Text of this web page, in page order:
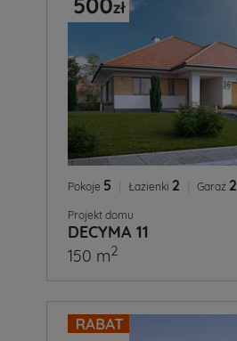
Pokoje 5 Łazienki 2 Garaż 2
Projekt domu
DECYMA 11
150 m2